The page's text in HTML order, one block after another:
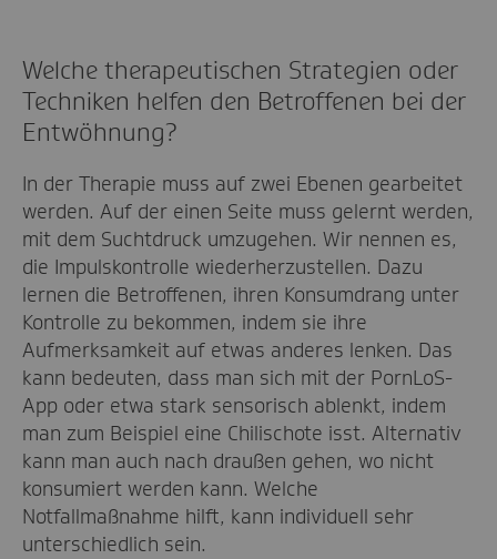
Welche therapeutischen Strategien oder
Techniken helfen den Betroffenen bei der
Entwöhnung?
In der Therapie muss auf zwei Ebenen gearbeitet
werden. Auf der einen Seite muss gelernt werden,
mit dem Suchtdruck umzugehen. Wir nennen es,
die Impulskontrolle wiederherzustellen. Dazu
lernen die Betroffenen, ihren Konsumdrang unter
Kontrolle zu bekommen, indem sie ihre
Aufmerksamkeit auf etwas anderes lenken. Das
kann bedeuten, dass man sich mit der PornLoS-
App oder etwa stark sensorisch ablenkt, indem
man zum Beispiel eine Chilischote isst. Alternativ
kann man auch nach draußen gehen, wo nicht
konsumiert werden kann. Welche
Notfallmaßnahme hilft, kann individuell sehr
unterschiedlich sein.